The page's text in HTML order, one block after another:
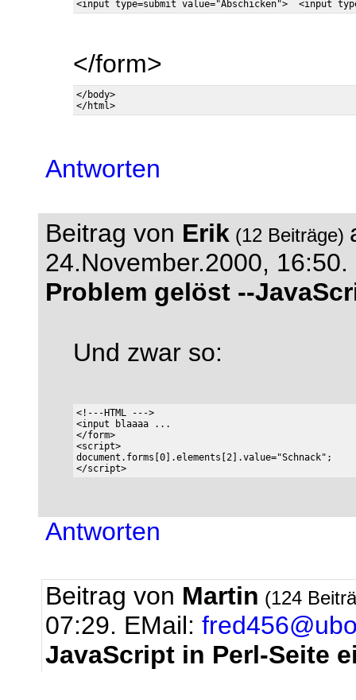
</form>
</body>
Antworten
Beitrag von Erik (12 Beiträge)
24.November.2000, 16:50.
Problem gelöst --
Und zwar so:
<!---HTML --->
<input blaaaa ...
</form>
<script>
document.forms[0].elements[2].value="Schnack";
Antworten
Beitrag von Martin (124
07:29. EMail:
JavaScript in Perl-Seite